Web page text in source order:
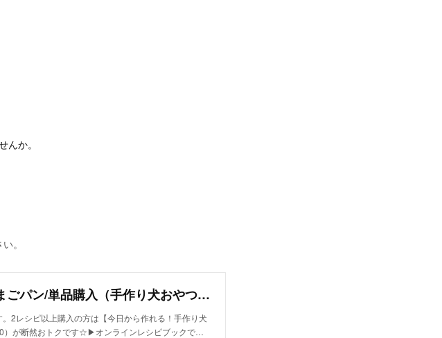
か。
。
材料２つ♡ひび割れたまごパン/単品購入（手作り犬おやつレシピ） | 犬ごはん先生 いちかわあやこ | note
2レシピ以上購入の方は【今日から作れる！手作り犬
）が断然おトクです☆▶︎オンラインレシピブックで…